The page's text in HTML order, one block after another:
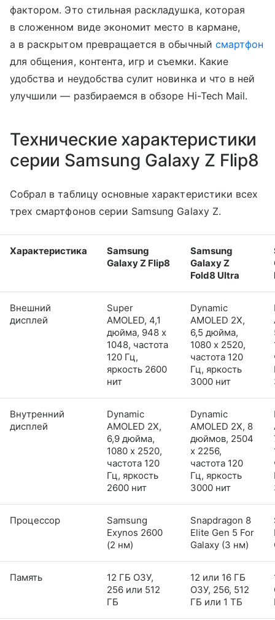
фактором. Это стильная раскладушка, которая
в сложенном виде экономит место в кармане,
а в раскрытом превращается в обычный смартфон
для общения, контента, игр и съемки. Какие
удобства и неудобства сулит новинка и что в ней
улучшили — разбираемся в обзоре Hi-Tech Mail.
Технические характеристики
серии Samsung Galaxy Z Flip8
Собрал в таблицу основные характеристики всех
трех смартфонов серии Samsung Galaxy Z.
Характеристика
Samsung
Galaxy Z Flip8
Samsung
Galaxy Z
Fold8 Ultra
Внешний
дисплей
Super
AMOLED, 4,1
дюйма, 948 x
1048, частота
120 Гц,
яркость 2600
нит
Dynamic
AMOLED 2X,
6,5 дюйма,
1080 x 2520,
частота 120
Гц, яркость
3000 нит
Внутренний
дисплей
Dynamic
AMOLED 2X,
6,9 дюйма,
1080 x 2520,
частота 120
Гц, яркость
2600 нит
Dynamic
AMOLED 2X, 8
дюймов, 2504
x 2256,
частота 120
Гц, яркость
3000 нит
Процессор
Samsung
Exynos 2600
(2 нм)
Snapdragon 8
Elite Gen 5 For
Galaxy (3 нм)
Память
12 ГБ ОЗУ,
256 или 512
ГБ
12 или 16 ГБ
ОЗУ, 256, 512
ГБ или 1 ТБ